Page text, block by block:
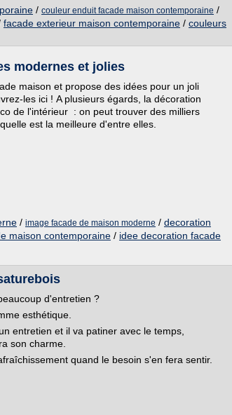
/ couleur enduit facade maison contemporaine /
facade exterieur maison contemporaine / couleurs
modernes et jolies
maison et propose des idées pour un joli
les ici ! A plusieurs égards, la décoration
de l'intérieur : on peut trouver des milliers
est la meilleure d'entre elles.
/ image facade de maison moderne / decoration
maison contemporaine / idee decoration facade
d'entretien ?
esthétique.
entretien et il va patiner avec le temps,
son charme.
quand le besoin s'en fera sentir.